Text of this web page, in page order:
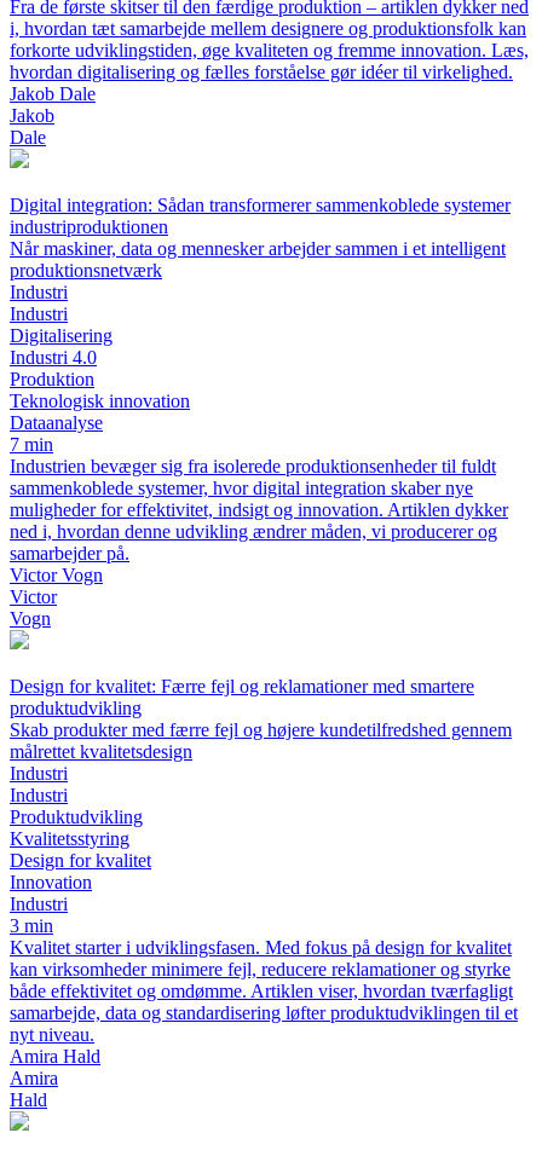
Fra de første skitser til den færdige produktion – artiklen dykker ned
i, hvordan tæt samarbejde mellem designere og produktionsfolk kan
forkorte udviklingstiden, øge kvaliteten og fremme innovation. Læs,
hvordan digitalisering og fælles forståelse gør idéer til virkelighed.
Jakob Dale
Jakob
Dale
Digital integration: Sådan transformerer sammenkoblede systemer
industriproduktionen
Når maskiner, data og mennesker arbejder sammen i et intelligent
produktionsnetværk
Industri
Industri
Digitalisering
Industri 4.0
Produktion
Teknologisk innovation
Dataanalyse
7 min
Industrien bevæger sig fra isolerede produktionsenheder til fuldt
sammenkoblede systemer, hvor digital integration skaber nye
muligheder for effektivitet, indsigt og innovation. Artiklen dykker
ned i, hvordan denne udvikling ændrer måden, vi producerer og
samarbejder på.
Victor Vogn
Victor
Vogn
Design for kvalitet: Færre fejl og reklamationer med smartere
produktudvikling
Skab produkter med færre fejl og højere kundetilfredshed gennem
målrettet kvalitetsdesign
Industri
Industri
Produktudvikling
Kvalitetsstyring
Design for kvalitet
Innovation
Industri
3 min
Kvalitet starter i udviklingsfasen. Med fokus på design for kvalitet
kan virksomheder minimere fejl, reducere reklamationer og styrke
både effektivitet og omdømme. Artiklen viser, hvordan tværfagligt
samarbejde, data og standardisering løfter produktudviklingen til et
nyt niveau.
Amira Hald
Amira
Hald